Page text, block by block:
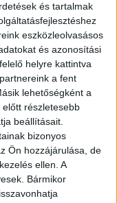
és tartalmak
eszközleolvasásos
és azonosítási
helyre kattintva
a fent
lehetőségként a
részletesebb
beállításait.
bizonyos
Ön hozzájárulása, de
ellen. A
Bármikor
trágyává válik, így
talajt kapsz. Ha
keverj a talajba
Gondosan
és mindenképp
áztasd be a